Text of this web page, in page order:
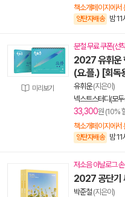
책소개페이지에서
양탄자배송 밤 11
미리보기
분철 무료 쿠폰(선
2027 유휘운
(요.플.) [회독
유휘운(지은이)
넥스트스터디(모
33,300원 (10%
책소개페이지에서
양탄자배송 밤 11
저소음 아날로그
2027 공단기
박준철 (지은이)